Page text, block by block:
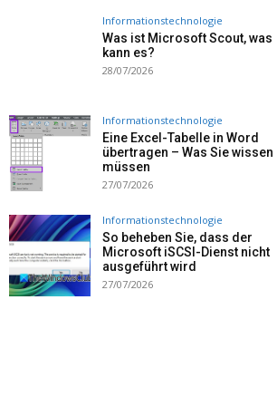
Informationstechnologie
Was ist Microsoft Scout, was
kann es?
28/07/2026
Informationstechnologie
Eine Excel-Tabelle in Word
übertragen – Was Sie wissen
müssen
27/07/2026
Informationstechnologie
So beheben Sie, dass der
Microsoft iSCSI-Dienst nicht
ausgeführt wird
27/07/2026